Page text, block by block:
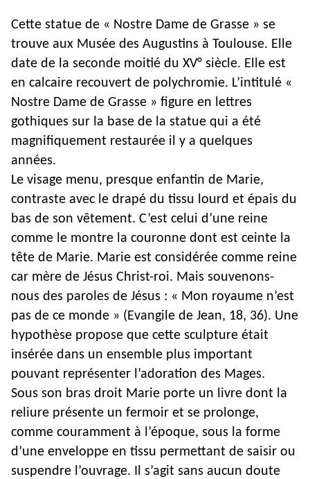
Cette statue de « Nostre Dame de Grasse » se
trouve aux Musée des Augustins à Toulouse. Elle
date de la seconde moitié du XV° siècle. Elle est
en calcaire recouvert de polychromie. L’intitulé «
Nostre Dame de Grasse » figure en lettres
gothiques sur la base de la statue qui a été
magnifiquement restaurée il y a quelques
années.
Le visage menu, presque enfantin de Marie,
contraste avec le drapé du tissu lourd et épais du
bas de son vêtement. C’est celui d’une reine
comme le montre la couronne dont est ceinte la
tête de Marie. Marie est considérée comme reine
car mère de Jésus Christ-roi. Mais souvenons-
nous des paroles de Jésus : « Mon royaume n’est
pas de ce monde » (Evangile de Jean, 18, 36). Une
hypothèse propose que cette sculpture était
insérée dans un ensemble plus important
pouvant représenter l’adoration des Mages.
Sous son bras droit Marie porte un livre dont la
reliure présente un fermoir et se prolonge,
comme couramment à l’époque, sous la forme
d’une enveloppe en tissu permettant de saisir ou
suspendre l’ouvrage. Il s’agit sans aucun doute